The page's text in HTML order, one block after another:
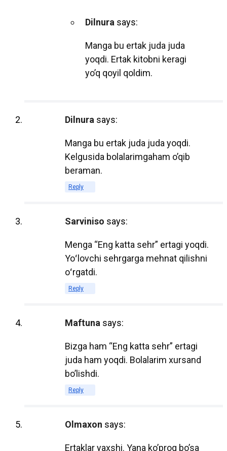
студентов и преподавателей. В этом
использования электронных учебников
продолжает расти и какие
преимущества они предоставляют.
студентов в любое время и в любом
месте. Достаточно иметь устройство с
доступом к интернету, чтобы получить
доступ к учебным материалам. Это
которые часто находятся в движении
или не имеют возможности носить с
собой тяжелые печатные книги.
Электронные учебники позволяют
более эффективным. Кроме того, многие
интерактивные элементы, такие как
видео, аудио и тесты, что способствует
эффективность
Dilnura says:
Manga bu ertak juda juda
yoqdi. Ertak kitobni keragi
yo’q qoyil qoldim.
Dilnura says:
Manga bu ertak juda juda yoqdi.
Kelgusida bolalarimgaham o’qib
beraman.
Reply
Sarviniso says:
Menga “Eng katta sehr” ertagi yoqdi.
Yoʻlovchi sehrgarga mehnat qilishni
oʻrgatdi.
Reply
Maftuna says:
Bizga ham “Eng katta sehr” ertagi
juda ham yoqdi. Bolalarim xursand
bo’lishdi.
Reply
Olmaxon says:
Ertaklar yaxshi. Yana ko’proq bo’sa